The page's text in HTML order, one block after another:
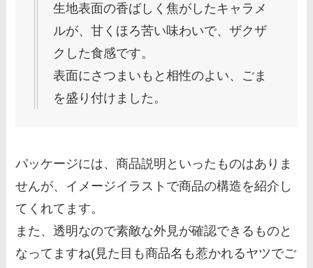
生地表面の香ばしく焦がしたキャラメ
ルが、甘くほろ苦い味わいで、ザクザ
クした食感です。
表面にさつまいもと相性のよい、ごま
を盛り付けました。
パッケージには、商品説明といったものはありま
せんが、イメージイラストで商品の構造を紹介し
てくれてます。
また、透明なので素敵な外見が確認できるものと
なってますね(見た目も商品名も惹かれるヤツでご